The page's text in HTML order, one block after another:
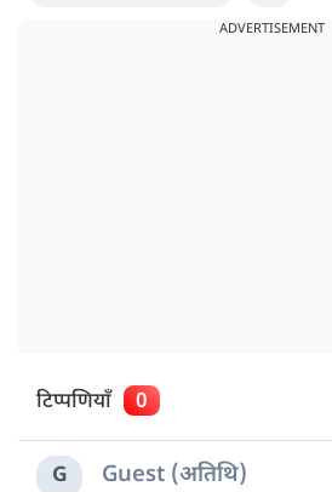
ADVERTISEMENT
टिप्पणियाँ 0
G Guest (अतिथि)